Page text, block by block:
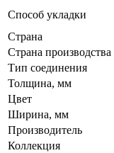
Способ укладки
Страна
Страна производства
Тип соединения
Толщина, мм
Цвет
Ширина, мм
Производитель
Коллекция